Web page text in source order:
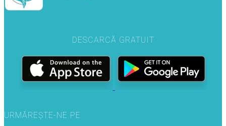
DESCARCĂ GRATUIT
URMĂREȘTE-NE PE